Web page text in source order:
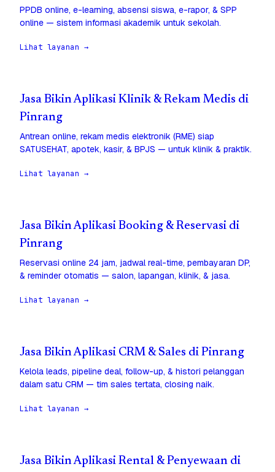
PPDB online, e-learning, absensi siswa, e-rapor, & SPP
online — sistem informasi akademik untuk sekolah.
Lihat layanan →
Jasa Bikin Aplikasi Klinik & Rekam Medis di
Pinrang
Antrean online, rekam medis elektronik (RME) siap
SATUSEHAT, apotek, kasir, & BPJS — untuk klinik & praktik.
Lihat layanan →
Jasa Bikin Aplikasi Booking & Reservasi di
Pinrang
Reservasi online 24 jam, jadwal real-time, pembayaran DP,
& reminder otomatis — salon, lapangan, klinik, & jasa.
Lihat layanan →
Jasa Bikin Aplikasi CRM & Sales di Pinrang
Kelola leads, pipeline deal, follow-up, & histori pelanggan
dalam satu CRM — tim sales tertata, closing naik.
Lihat layanan →
Jasa Bikin Aplikasi Rental & Penyewaan di